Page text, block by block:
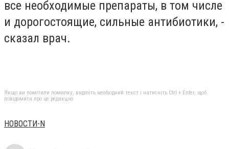
все необходимые препараты, в том числе
и дорогостоящие, сильные антибиотики, -
сказал врач.
Якщо ви помітили помилку, виділіть необхідний текст і натисніть Ctrl + Enter, щоб
повідомити про це редакцію
НОВОСТИ-N